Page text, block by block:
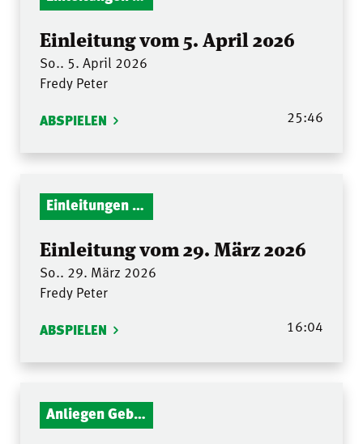
Einleitung vom 5. April 2026
So.. 5. April 2026
Fredy Peter
ABSPIELEN 25:46
Einleitungen Gottesdienst
Einleitung vom 29. März 2026
So.. 29. März 2026
Fredy Peter
ABSPIELEN 16:04
Anliegen Gebetsstunde